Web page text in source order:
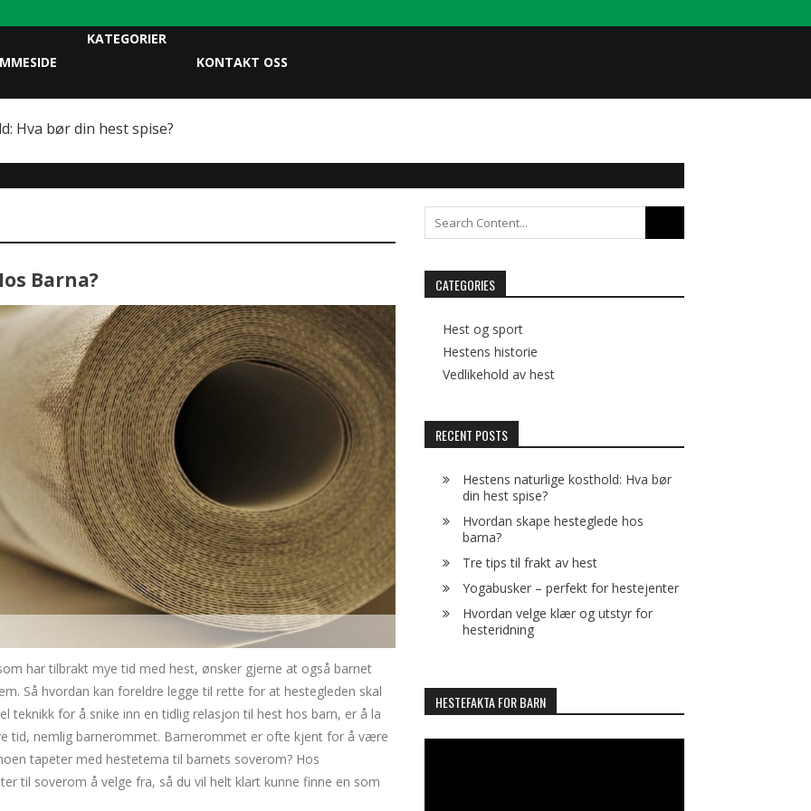
KATEGORIER
KONTAKT OSS
Hva bør din hest spise?
Barna?
har tilbrakt mye tid med hest, ønsker gjerne at også barnet
Så hvordan kan foreldre legge til rette for at hestegleden skal
teknikk for å snike inn en tidlig relasjon til hest hos barn, er å la
tid, nemlig barnerommet. Barnerommet er ofte kjent for å være
tapeter med hestetema til barnets soverom? Hos
til soverom å velge fra, så du vil helt klart kunne finne en som
for:
CATEGORIES
Hest og sport
Hestens historie
Vedlikehold av hest
RECENT POSTS
Hestens naturlige kosthold: Hva bør
din hest spise?
Hvordan skape hesteglede hos
barna?
Tre tips til frakt av hest
Yogabusker – perfekt for hestejenter
Hvordan velge klær og utstyr for
hesteridning
HESTEFAKTA FOR BARN